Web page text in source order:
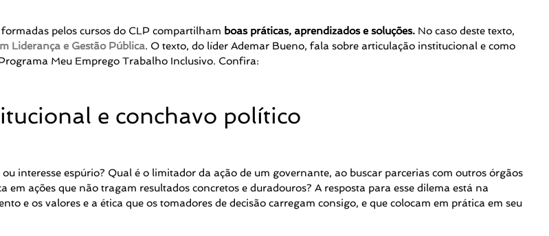
pelos cursos do CLP compartilham boas práticas, aprendizados e soluções. No caso deste texto,
Liderança e Gestão Pública. O texto, do líder Ademar Bueno, fala sobre articulação institucional e como
Meu Emprego Trabalho Inclusivo. Confira:
e conchavo político
interesse espúrio? Qual é o limitador da ação de um governante, ao buscar parcerias com outros órgãos
ações que não tragam resultados concretos e duradouros? A resposta para esse dilema está na
e os valores e a ética que os tomadores de decisão carregam consigo, e que colocam em prática em seu